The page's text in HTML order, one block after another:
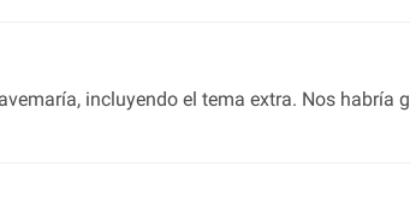
incluyendo el tema extra. Nos habría